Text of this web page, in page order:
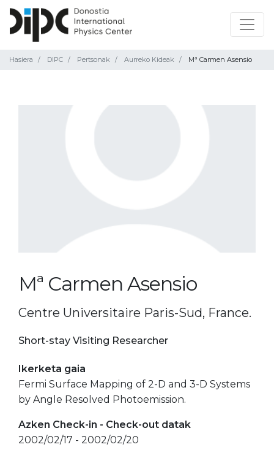
Hasiera DIPC Pertsonak Aurreko Kideak Mª Carmen Asensio
Mª Carmen Asensio
Centre Universitaire Paris-Sud, France.
Short-stay Visiting Researcher
Ikerketa gaia
Fermi Surface Mapping of 2-D and 3-D Systems
by Angle Resolved Photoemission.
Azken Check-in - Check-out datak
2002/02/17 - 2002/02/20